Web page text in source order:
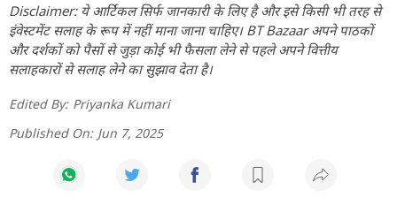
Disclaimer: ये आर्टिकल सिर्फ जानकारी के लिए है और इसे किसी भी तरह से
इंवेस्टमेंट सलाह के रूप में नहीं माना जाना चाहिए। BT Bazaar अपने पाठकों
और दर्शकों को पैसों से जुड़ा कोई भी फैसला लेने से पहले अपने वित्तीय
सलाहकारों से सलाह लेने का सुझाव देता है।
Edited By: Priyanka Kumari
Published On: Jun 7, 2025